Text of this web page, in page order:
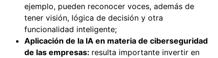
ejemplo, pueden reconocer voces, además de
tener visión, lógica de decisión y otra
funcionalidad inteligente;
Aplicación de la IA en materia de ciberseguridad
de las empresas: resulta importante invertir en